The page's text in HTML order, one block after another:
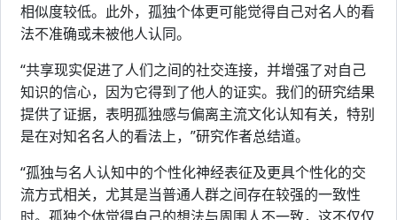
相似度较低。此外，孤独个体更可能觉得自己对名人的看
法不准确或未被他人认同。
“共享现实促进了人们之间的社交连接，并增强了对自己
知识的信心，因为它得到了他人的证实。我们的研究结果
提供了证据，表明孤独感与偏离主流文化认知有关，特别
是在对知名名人的看法上，”研究作者总结道。
“孤独与名人认知中的个性化神经表征及更具个性化的交
流方式相关，尤其是当普通人群之间存在较强的一致性